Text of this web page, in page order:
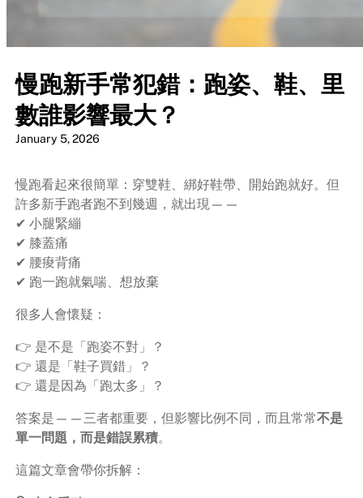
慢跑新手常犯錯：跑姿、鞋、里
數誰影響最大？
January 5, 2026
慢跑看起來很簡單：穿雙鞋、綁好鞋帶、開始跑就好。但
許多新手跑者跑不到幾週，就出現——
✔ 小腿緊繃
✔ 膝蓋痛
✔ 腰痠背痛
✔ 跑一跑就氣喘、想放棄
很多人會懷疑：
👉 是不是「跑姿不對」？
👉 還是「鞋子買錯」？
👉 還是因為「跑太多」？
答案是——三者都重要，但影響比例不同，而且常常不是
單一問題，而是錯誤累積。
這篇文章會帶你拆解：